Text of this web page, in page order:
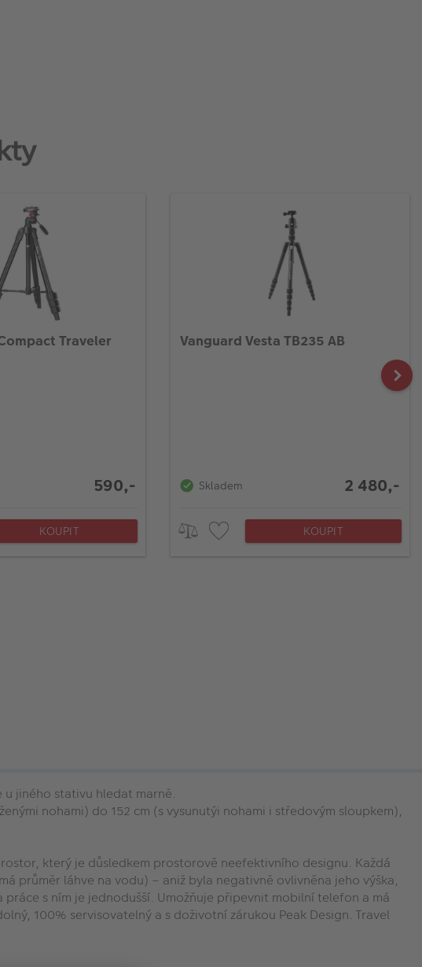
Traveler
590,-
KOUPIT
Vanguard Vesta TB235 AB
Skladem 2 480,-
KOUPIT
jiného stativu hledat marně.
nohami) do 152 cm (s vysunutýi nohami i středovým sloupkem),
který je důsledkem prostorově neefektivního designu. Každá
průměr láhve na vodu) – aniž byla negativně ovlivněna jeho výška,
s ním je jednodušší. Umožňuje připevnit mobilní telefon a má
100% servisovatelný a s doživotní zárukou Peak Design. Travel